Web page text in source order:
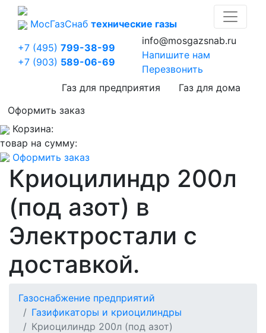
МосГазСнаб технические газы
+7 (495) 799-38-99
+7 (903) 589-06-69
info@mosgazsnab.ru
Напишите нам
Перезвонить
Газ для предприятия
Газ для дома
Оформить заказ
Корзина:
товар на сумму:
Оформить заказ
Криоцилиндр 200л
(под азот) в
Электростали с
доставкой.
Газоснабжение предприятий
Газификаторы и криоцилиндры
Криоцилиндр 200л (под азот)